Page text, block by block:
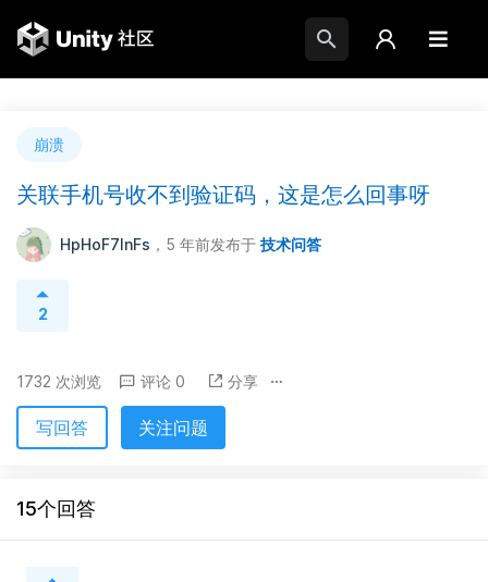
崩溃
关联手机号收不到验证码，这是怎么回事呀
HpHoF7lnFs ，5 年前发布于 技术问答
2
1732 次浏览 评论 0 分享
写回答 关注问题
15个回答